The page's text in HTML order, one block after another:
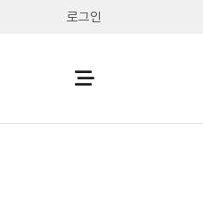
로그인